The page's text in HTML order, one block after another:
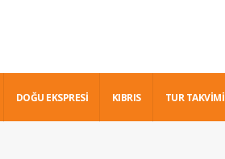
DOĞU EKSPRESİ KIBRIS TUR TAKVİMİ